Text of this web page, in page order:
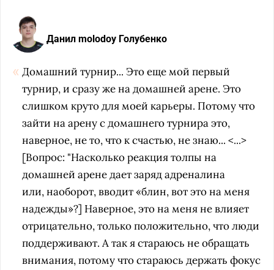
Данил molodoy Голубенко
Домашний турнир... Это еще мой первый
турнир, и сразу же на домашней арене. Это
слишком круто для моей карьеры. Потому что
зайти на арену с домашнего турнира это,
наверное, не то, что к счастью, не знаю... <...>
[Вопрос: "Насколько реакция толпы на
домашней арене дает заряд адреналина
или, наоборот, вводит «блин, вот это на меня
надежды»?] Наверное, это на меня не влияет
отрицательно, только положительно, что люди
поддерживают. А так я стараюсь не обращать
внимания, потому что стараюсь держать фокус